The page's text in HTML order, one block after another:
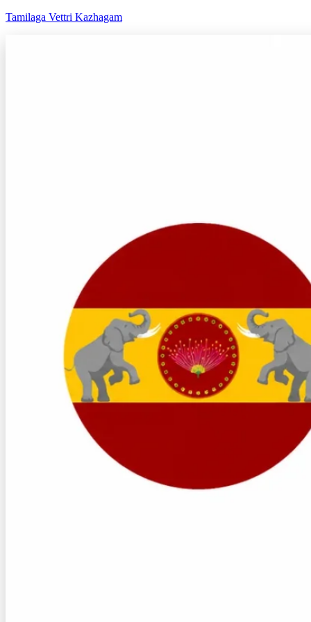
Tamilaga Vettri Kazhagam